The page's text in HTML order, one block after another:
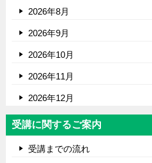
2026年8月
2026年9月
2026年10月
2026年11月
2026年12月
受講に関するご案内
受講までの流れ